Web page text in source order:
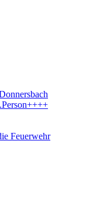
Feuerwehr